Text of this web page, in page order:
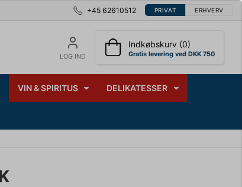
+45 62610512 PRIVAT ERHVERV
LOG IND
Indkøbskurv (0)
Gratis levering ved DKK 750
VIN & SPIRITUS DELIKATESSER